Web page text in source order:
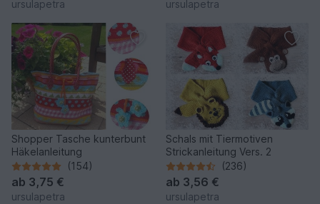
ursulapetra ursulapetra
Shopper Tasche kunterbunt
Häkelanleitung
(154)
ab 3,75 €
ursulapetra
Schals mit Tiermotiven
Strickanleitung Vers. 2
(236)
ab 3,56 €
ursulapetra